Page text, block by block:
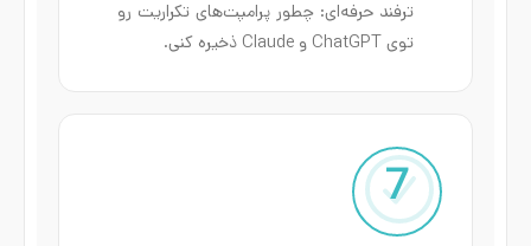
ترفند حرفه‌ای: چطور پرامپت‌های تکراریت رو
توی ChatGPT و Claude ذخیره کنی.
7